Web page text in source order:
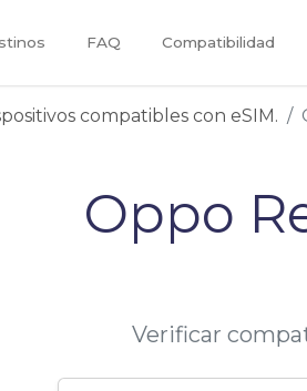
FAQ Compatibilidad
compatibles con eSIM.
Oppo
Verificar